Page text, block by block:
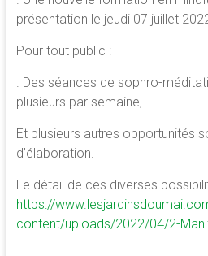
présentation le jeudi 07 juillet
Pour tout public :
. Des séances de sophro-
plusieurs par semaine,
Et plusieurs autres opportunités
d’élaboration.
Le détail de ces diverses
https://
content/uploads/2022/04/2-